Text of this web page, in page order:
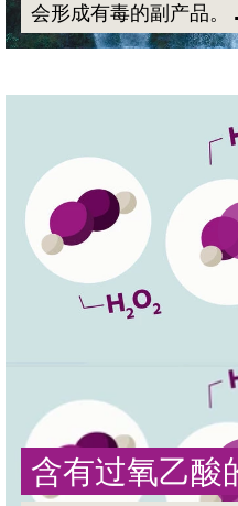
会形成有毒的副产品。
含有过氧乙酸